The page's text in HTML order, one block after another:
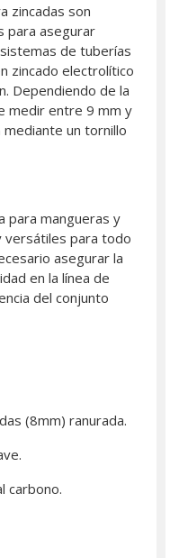
zincadas son
para asegurar
de tuberías
zincado electrolítico
Dependiendo de la
medir entre 9 mm y
un tornillo
para mangueras y
versátiles para todo
asegurar la
en la línea de
del conjunto
(8mm) ranurada.
carbono.